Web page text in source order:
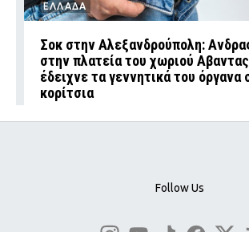
ΕΛΛΑΔΑ
Σοκ στην Αλεξανδρούπολη:
στην πλατεία του χωριού
έδειχνε τα γεννητικά του όργανα
κορίτσια
Follow Us